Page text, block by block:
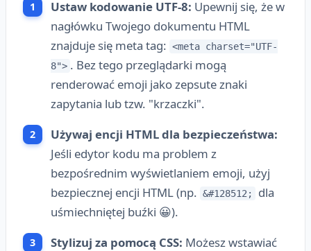
Ustaw kodowanie UTF-8: Upewnij się, że w
nagłówku Twojego dokumentu HTML
znajduje się meta tag: <meta charset="UTF-
8"> . Bez tego przeglądarki mogą
renderować emoji jako zepsute znaki
zapytania lub tzw. "krzaczki".
Używaj encji HTML dla bezpieczeństwa:
Jeśli edytor kodu ma problem z
bezpośrednim wyświetlaniem emoji, użyj
bezpiecznej encji HTML (np. &#128512;
dla
uśmiechniętej buźki 😀).
Stylizuj za pomocą CSS: Możesz wstawiać